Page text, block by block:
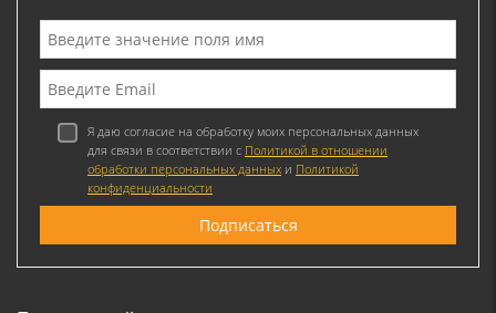
Я даю согласие на обработку моих персональных данных
для связи в соответствии с Политикой в отношении
обработки персональных данных и Политикой
конфиденциальности